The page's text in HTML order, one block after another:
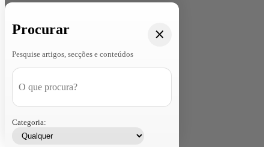
Procurar
Pesquise artigos, secções e conteúdos
Categoria: